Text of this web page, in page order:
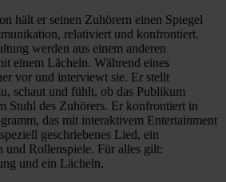
hält er seinen Zuhörern einen Spiegel
relativiert und konfrontiert.
werden aus einem anderen
einem Lächeln. Während eines
vor und interviewt sie. Er stellt
schaut und fühlt, ob das Publikum
Stuhl des Zuhörers. Er konfrontiert in
das mit interaktivem Entertainment
geschriebenes Lied, ein
und Rollenspiele. Für alles gilt:
und ein Lächeln.